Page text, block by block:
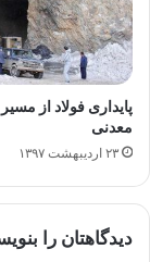
معدنی
۲۳ اردیبهشت ۱۳۹۷
دیدگاهتان را